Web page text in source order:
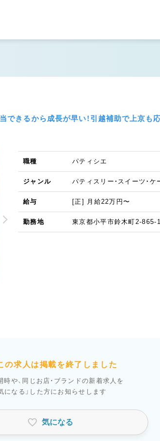
きるから成長が早い！引越補助で上京も
職種 パティシエ
ジャンル パティスリー・スイーツ・ケ
給与 [正] 月給22万円〜
勤務地 東京都小平市鈴木町2-865-
の求人は掲載を終了しました
時や、同じお店・ブランドの新着求人を
になる」した方にお知らせします
気になる